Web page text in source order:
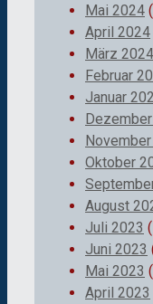
Mai 2024
April 2024
März 2024
Februar
Januar
Oktober
August
Juli 2023
Juni 2023
Mai 2023
April 2023